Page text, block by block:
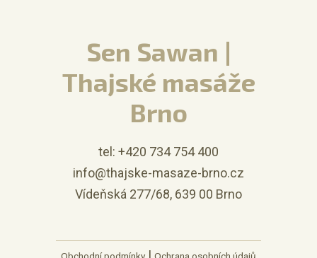
Sen Sawan |
Thajské masáže
Brno
tel: +420 734 754 400
info@thajske-masaze-brno.cz
Vídeňská 277/68, 639 00 Brno
|